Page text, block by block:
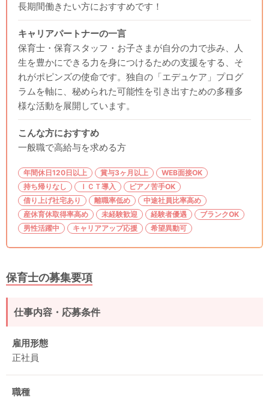
長期間働きたい方におすすめです！
キャリアパートナーの一言
保育士・保育スタッフ・お子さまが自分の力で歩み、人
生を豊かにできる力を身につけるための支援をする、そ
れがポピンズの使命です。独自の「エデュケア」プログ
ラムを軸に、秘められた可能性を引き出すための多種多
様な活動を展開しています。
こんな方におすすめ
一般職で高給与を求める方
年間休日120日以上 賞与3ヶ月以上
WEB面接OK
持ち帰りなし
ＩＣＴ導入
ピアノ苦手OK
借り上げ社宅あり
離職率低め
中途社員比率高め
産休育休取得率高め
未経験歓迎 経験者優遇
ブランクOK
男性活躍中
キャリアアップ応援 希望異動可
保育士の募集要項
仕事内容・応募条件
雇用形態
正社員
職種